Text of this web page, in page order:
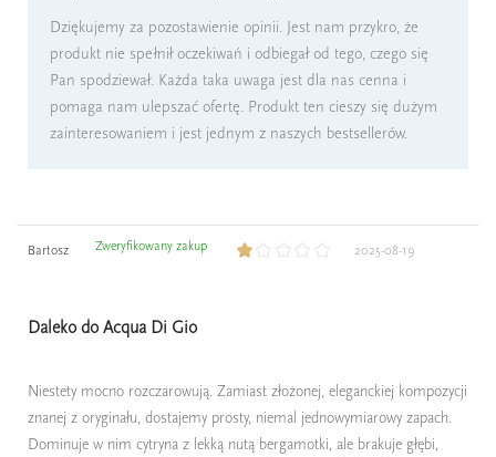
Dziękujemy za pozostawienie opinii. Jest nam przykro, że
produkt nie spełnił oczekiwań i odbiegał od tego, czego się
Pan spodziewał. Każda taka uwaga jest dla nas cenna i
pomaga nam ulepszać ofertę. Produkt ten cieszy się dużym
zainteresowaniem i jest jednym z naszych bestsellerów.
Bartosz Zweryfikowany zakup 2025-08-19
Daleko do Acqua Di Gio
Niestety mocno rozczarowują. Zamiast złożonej, eleganckiej kompozycji
znanej z oryginału, dostajemy prosty, niemal jednowymiarowy zapach.
Dominuje w nim cytryna z lekką nutą bergamotki, ale brakuje głębi,